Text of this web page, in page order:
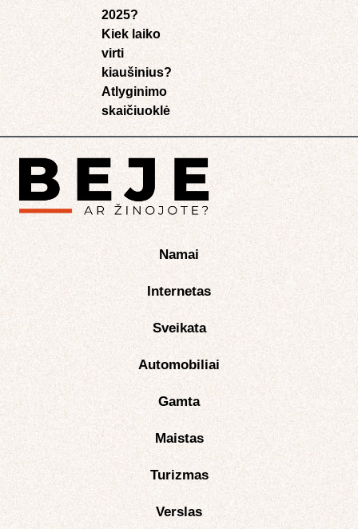
2025?
Kiek laiko
virti
kiaušinius?
Atlyginimo
skaičiuoklė​
Namai
Internetas
Sveikata
Automobiliai
Gamta
Maistas
Turizmas
Verslas